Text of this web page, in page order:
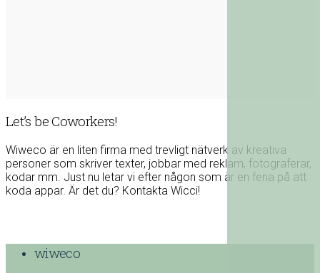
Let’s be Coworkers!
Wiweco är en liten firma med trevligt nätverk av kreativa
personer som skriver texter, jobbar med reklam, fotograferar,
kodar mm. Just nu letar vi efter någon som är en fena på att
koda appar. Är det du? Kontakta Wicci!
wiweco